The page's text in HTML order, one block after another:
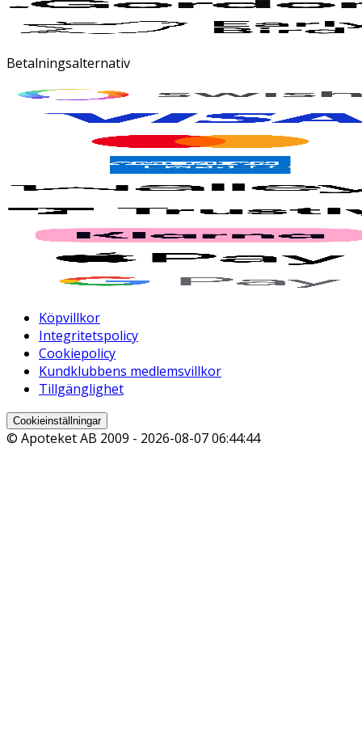
Betalningsalternativ
Köpvillkor
Integritetspolicy
Cookiepolicy
Kundklubbens medlemsvillkor
Tillgänglighet
Cookieinställningar
© Apoteket AB 2009 - 2026-08-07 06:44:44